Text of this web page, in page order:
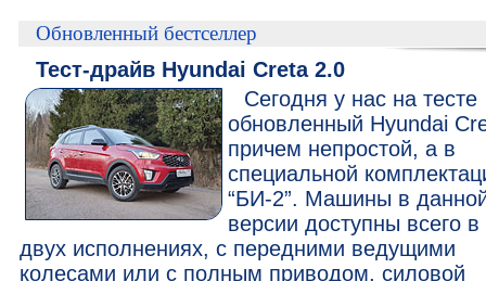
Обновленный бестселлер
Тест-драйв Hyundai Creta 2.0
Сегодня у нас на тесте
обновленный Hyundai
причем непростой, а в
специальной
“БИ-2”. Машины в
версии доступны всего в
двух исполнениях, с передними ведущими
колесами или с полным приводом, силовой